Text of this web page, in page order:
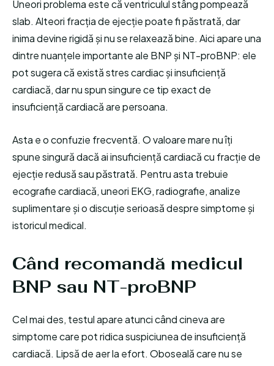
Uneori problema este că ventriculul stâng pompează
slab. Alteori fracția de ejecție poate fi păstrată, dar
inima devine rigidă și nu se relaxează bine. Aici apare una
dintre nuanțele importante ale BNP și NT-proBNP: ele
pot sugera că există stres cardiac și insuficiență
cardiacă, dar nu spun singure ce tip exact de
insuficiență cardiacă are persoana.
Asta e o confuzie frecventă. O valoare mare nu îți
spune singură dacă ai insuficiență cardiacă cu fracție de
ejecție redusă sau păstrată. Pentru asta trebuie
ecografie cardiacă, uneori EKG, radiografie, analize
suplimentare și o discuție serioasă despre simptome și
istoricul medical.
Când recomandă medicul
BNP sau NT-proBNP
Cel mai des, testul apare atunci când cineva are
simptome care pot ridica suspiciunea de insuficiență
cardiacă. Lipsă de aer la efort. Oboseală care nu se